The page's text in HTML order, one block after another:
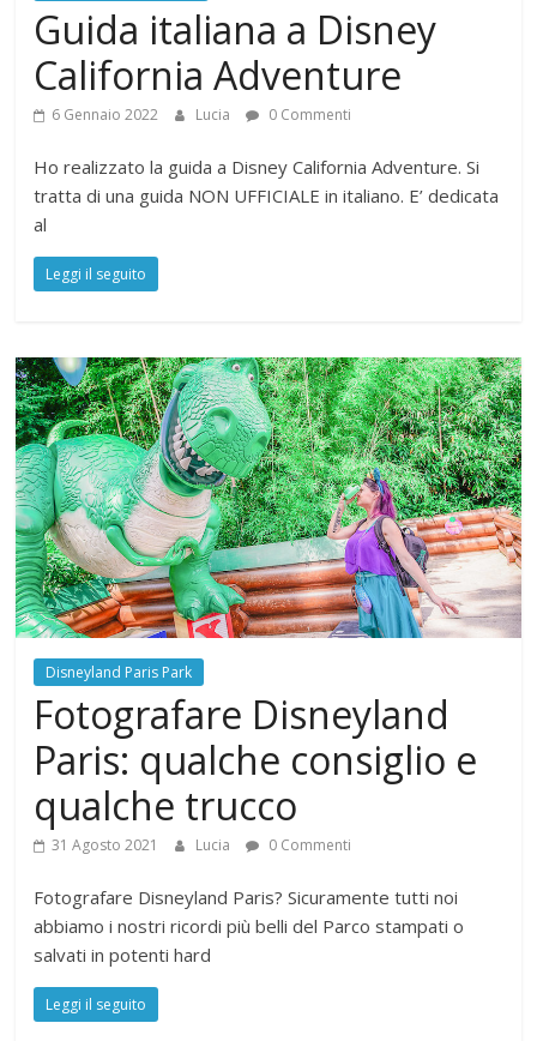
Guida italiana a Disney
California Adventure
6 Gennaio 2022 Lucia 0 Commenti
Ho realizzato la guida a Disney California Adventure. Si
tratta di una guida NON UFFICIALE in italiano. E’ dedicata
al
Leggi il seguito
Disneyland Paris Park
Fotografare Disneyland
Paris: qualche consiglio e
qualche trucco
31 Agosto 2021 Lucia 0 Commenti
Fotografare Disneyland Paris? Sicuramente tutti noi
abbiamo i nostri ricordi più belli del Parco stampati o
salvati in potenti hard
Leggi il seguito